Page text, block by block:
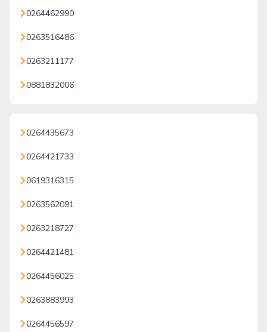
0264462990
0263516486
0263211177
0881832006
0264435673
0264421733
0619316315
0263562091
0263218727
0264421481
0264456025
0263883993
0264456597